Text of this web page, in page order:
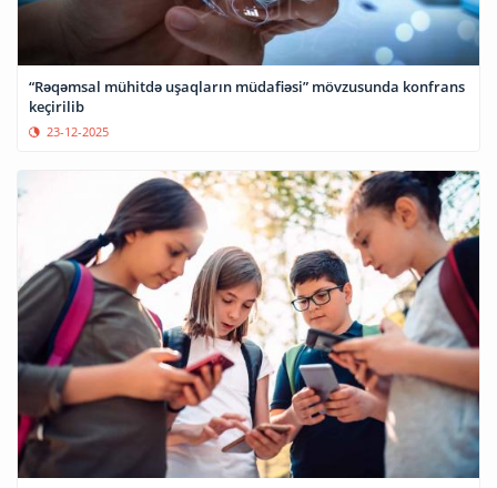
“Rəqəmsal mühitdə uşaqların müdafiəsi” mövzusunda konfrans
keçirilib
23-12-2025